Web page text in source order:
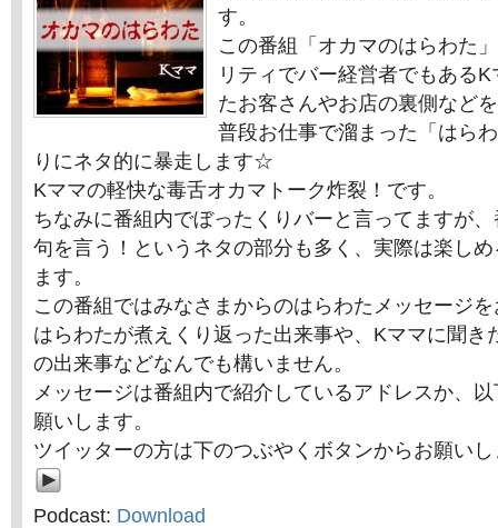
す。
この番組「オカマのはらわた
リティでバー経営者でもある
たお客さんやお店の裏側など
普段お仕事で溜まった「はら
りにネタ的に暴走します☆
Kママの軽快な毒舌オカマトーク炸裂！です。
ちなみに番組内でぼったくりバーと言ってますが
句を言う！というネタの部分も多く、実際は楽し
ます。
この番組ではみなさまからのはらわたメッセージ
はらわたが煮えくり返った出来事や、Kママに聞き
の出来事などなんでも構いません。
メッセージは番組内で紹介しているアドレスか、
願いします。
ツイッターの方は下のつぶやくボタンからお願い
Podcast: Download